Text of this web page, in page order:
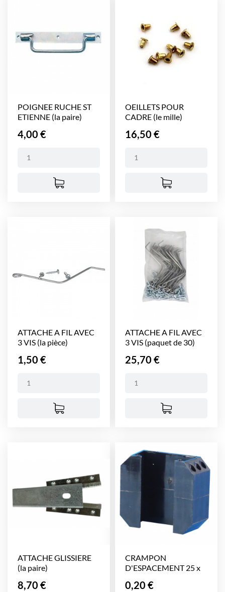
POIGNEE RUCHE ST
ETIENNE (la paire)
Prix
4,00 €
OEILLETS POUR
CADRE (le mille)
Prix
16,50 €
ATTACHE A FIL AVEC
3 VIS (la pièce)
Prix
1,50 €
ATTACHE A FIL AVEC
3 VIS (paquet de 30)
Prix
25,70 €
ATTACHE GLISSIERE
(la paire)
Prix
8,70 €
CRAMPON
D'ESPACEMENT 25 x
Prix
0,20 €